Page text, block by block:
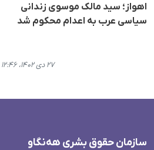
اهواز؛ سید مالک موسوی زندانی
سیاسی عرب به اعدام محکوم شد
۲۷ دی ۱۴۰۲، ۱۲:۴۶
سازمان حقوق بشری هەنگاو